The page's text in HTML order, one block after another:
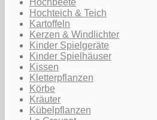
Hochteich & Teich
Kartoffeln
Kerzen & Windlichter
Kinder Spielgeräte
Kinder Spielhäuser
Kissen
Kletterpflanzen
Körbe
Kräuter
Kübelpflanzen